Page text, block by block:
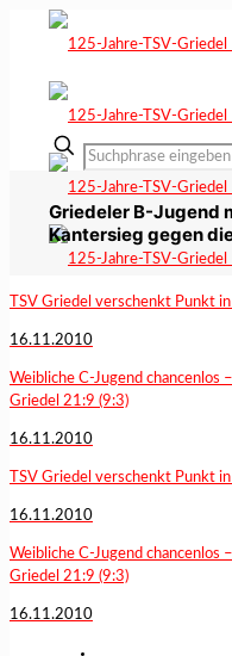
Griedeler B-Jugend
Kantersieg gegen
TSV Griedel verschenkt Punkt
16.11.2010
Weibliche C-Jugend chancenlos
Griedel 21:9 (9:3)
16.11.2010
TSV Griedel verschenkt Punkt
16.11.2010
Weibliche C-Jugend chancenlos
Griedel 21:9 (9:3)
16.11.2010